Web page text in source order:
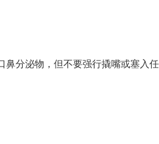
分泌物，但不要强行撬嘴或塞入任